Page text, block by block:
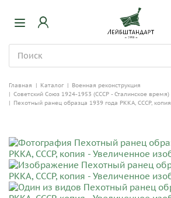
Главная | Каталог | Военная реконструкция
| Советский Союз 1924-1953 (СССР - Сталинское время)
| Пехотный ранец образца 1939 года РККА, СССР, копия